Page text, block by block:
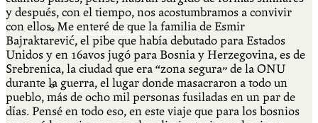
Cátedra Bailable 2018
Más
y después, con el tiempo, nos acostumbramos a convivir
con ellos. Me enteré de que la familia de Esmir
Bajraktarević, el pibe que había debutado para Estados
Unidos y en 16avos jugó para Bosnia y Herzegovina, es de
Srebrenica, la ciudad que era “zona segura” de la ONU
durante la guerra, el lugar donde masacraron a todo un
pueblo, más de ocho mil personas fusiladas en un par de
días. Pensé en todo eso, en este viaje que para los bosnios